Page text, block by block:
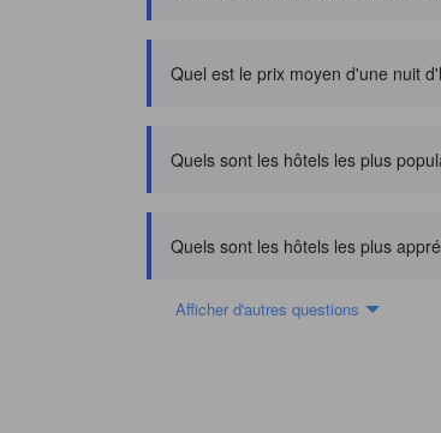
Quel est le prix moyen d'une nuit
Quels sont les hôtels les plus
Quels sont les hôtels les plus
Afficher d'autres questions